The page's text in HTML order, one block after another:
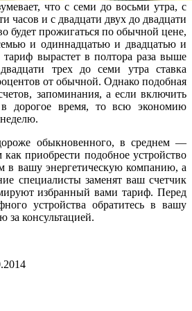
что с семи до восьми утра, с
часов и с двадцати двух до двадцати
будет прожигаться по обычной цене,
и одиннадцатью и двадцатью и
тариф вырастет в полтора раза выше
трех до семи утра ставка
от обычной. Однако подобная
запоминания, а если включить
дорогое время, то всю экономию
обыкновенного, в среднем —
приобрести подобное устройство
в вашу энергетическую компанию, а
специалисты заменят ваш счетчик
избранный вами тариф. Перед
устройства обратитесь в вашу
консультацией.